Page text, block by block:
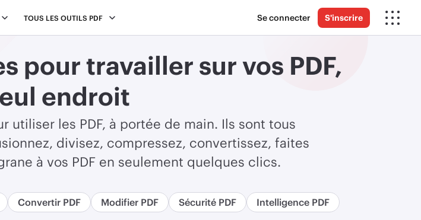
TOUS LES OUTILS PDF Se connecter S'inscrire
pour travailler sur vos PDF,
endroit
utiliser les PDF, à portée de main. Ils sont tous
divisez, compressez, convertissez, faites
à vos PDF en seulement quelques clics.
Convertir PDF Modifier PDF Sécurité PDF Intelligence PDF